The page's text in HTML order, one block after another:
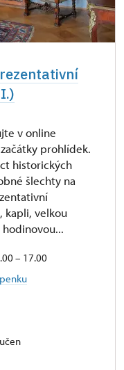
v online
prohlídek.
historických
šlechty na
kapli, velkou
– 17.00